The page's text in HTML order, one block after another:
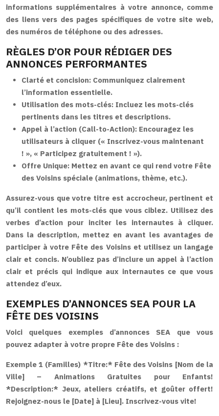
informations supplémentaires à votre annonce, comme
des liens vers des pages spécifiques de votre site web,
des numéros de téléphone ou des adresses.
RÈGLES D’OR POUR RÉDIGER DES
ANNONCES PERFORMANTES
Clarté et concision: Communiquez clairement
l’information essentielle.
Utilisation des mots-clés: Incluez les mots-clés
pertinents dans les titres et descriptions.
Appel à l’action (Call-to-Action): Encouragez les
utilisateurs à cliquer (« Inscrivez-vous maintenant
! », « Participez gratuitement ! »).
Offre Unique: Mettez en avant ce qui rend votre Fête
des Voisins spéciale (animations, thème, etc.).
Assurez-vous que votre titre est accrocheur, pertinent et
qu’il contient les mots-clés que vous ciblez. Utilisez des
verbes d’action pour inciter les internautes à cliquer.
Dans la description, mettez en avant les avantages de
participer à votre Fête des Voisins et utilisez un langage
clair et concis. N’oubliez pas d’inclure un appel à l’action
clair et précis qui indique aux internautes ce que vous
attendez d’eux.
EXEMPLES D’ANNONCES SEA POUR LA
FÊTE DES VOISINS
Voici quelques exemples d’annonces SEA que vous
pouvez adapter à votre propre Fête des Voisins :
Exemple 1 (Familles) *Titre:* Fête des Voisins [Nom de la
Ville] – Animations Gratuites pour Enfants!
*Description:* Jeux, ateliers créatifs, et goûter offert!
Rejoignez-nous le [Date] à [Lieu]. Inscrivez-vous vite!